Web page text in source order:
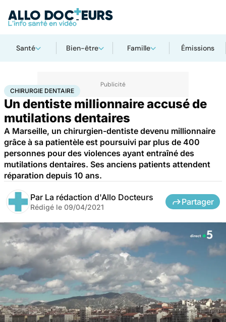
Santé Bien-être Famille Émissions
AccueilSantéMaladiesChirurgie dentaire
CHIRURGIE DENTAIRE
Un dentiste millionnaire accusé de
mutilations dentaires
A Marseille, un chirurgien-dentiste devenu millionnaire
grâce à sa patientèle est poursuivi par plus de 400
personnes pour des violences ayant entraîné des
mutilations dentaires. Ses anciens patients attendent
réparation depuis 10 ans.
Par La rédaction d'Allo Docteurs
Rédigé le 09/04/2021
Partager